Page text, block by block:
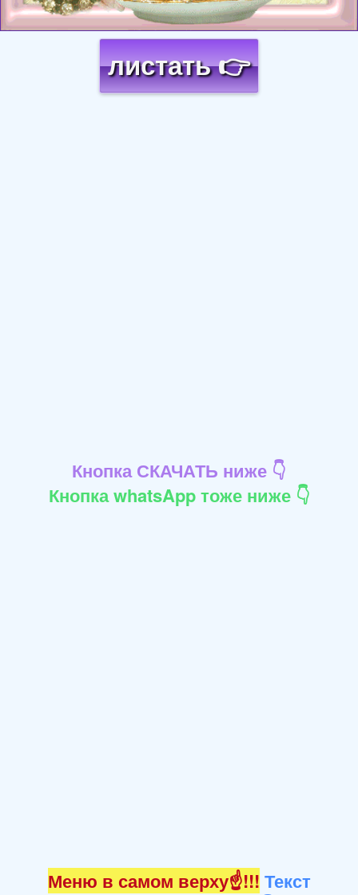
листать 👉
Кнопка СКАЧАТЬ ниже 👇
Кнопка whatsApp тоже ниже 👇
Меню в самом верху☝!!! Текст